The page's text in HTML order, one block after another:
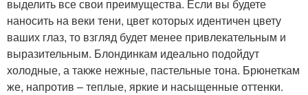
выделить все свои преимущества. Если вы будете
наносить на веки тени, цвет которых идентичен цвету
ваших глаз, то взгляд будет менее привлекательным и
выразительным. Блондинкам идеально подойдут
холодные, а также нежные, пастельные тона. Брюнеткам
же, напротив – теплые, яркие и насыщенные оттенки.